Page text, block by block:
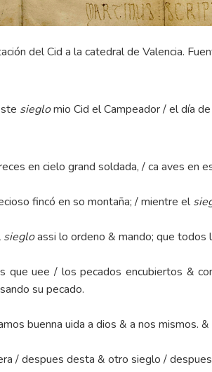
del Cid a la catedral de Valencia.
sieglomio Cid el Campeador / el día de
en cielo grand soldada, / ca aves en
fincó en so montaña; / mientre el
siegloassi lo ordeno & mando; que
que uee / los pecados encubiertos &
su pecado.
buenna uida a dios & a nos mismos.
/ despues desta & otro sieglo /